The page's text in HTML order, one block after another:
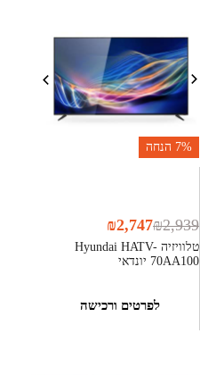
7% הנחה
טלוויזיה Hyundai HATV-
70AA100 יונדאי
₪2,939
₪2,747
לפרטים ורכישה